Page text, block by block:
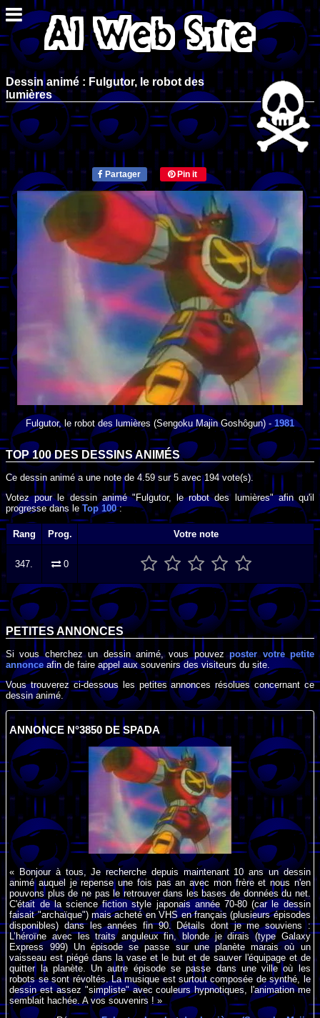
Dessin animé : Fulgutor, le robot des
lumières
Partager Pin it
Fulgutor, le robot des lumières (Sengoku Majin Goshôgun) - 1981
TOP 100 DES DESSINS ANIMÉS
Ce dessin animé a une note de 4.59sur5 avec194vote(s).
Votez pour le dessin animé "Fulgutor, le robot des lumières" afin qu'il
progresse dans le Top 100:
Rang Prog. Votre note
347. 0
PETITES ANNONCES
Si vous cherchez un dessin animé, vous pouvezposter votre petite
annonce afin de faire appel aux souvenirs des visiteurs du site.
Vous trouverez ci-dessous les petites annonces résolues concernant ce
dessin animé.
ANNONCE N°3850 DE SPADA
« Bonjour à tous, Je recherche depuis maintenant 10 ans un dessin
animé auquel je repense une fois pas an avec mon frère et nous n'en
pouvons plus de ne pas le retrouver dans les bases de données du net.
C'était de la science fiction style japonais année 70-80 (car le dessin
faisait "archaïque") mais acheté en VHS en français (plusieurs épisodes
disponibles) dans les années fin 90. Détails dont je me souviens :
L’héroïne avec les traits anguleux fin, blonde je dirais (type Galaxy
Express 999) Un épisode se passe sur une planète marais où un
vaisseau est piégé dans la vase et le but et de sauver l'équipage et de
quitter la planète. Un autre épisode se passe dans une ville où les
robots se sont révoltés. La musique est surtout composée de synthé, le
dessin est assez "simpliste" avec couleurs hypnotiques, l'animation me
semblait hachée. A vos souvenirs ! »